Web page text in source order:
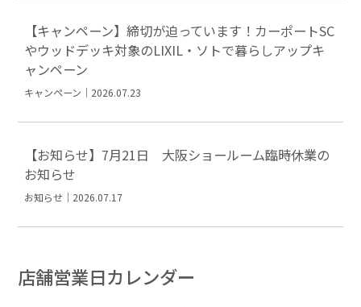
【キャンペーン】締切が迫っています！カーポートSC
やウッドデッキ対象のLIXIL・ソトで暮らしアップキ
ャンペーン
キャンペーン｜2026.07.23
【お知らせ】7月21日 大阪ショールーム臨時休業の
お知らせ
お知らせ｜2026.07.17
店舗営業日カレンダー